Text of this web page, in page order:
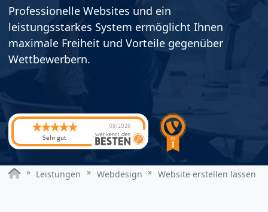
Professionelle Websites und ein
leistungsstarkes System ermöglicht Ihnen
maximale Freiheit und Vorteile gegenüber
Wettbewerbern.
Sehr gut
08/2026
Leistungen Webdesign Website erstellen lassen